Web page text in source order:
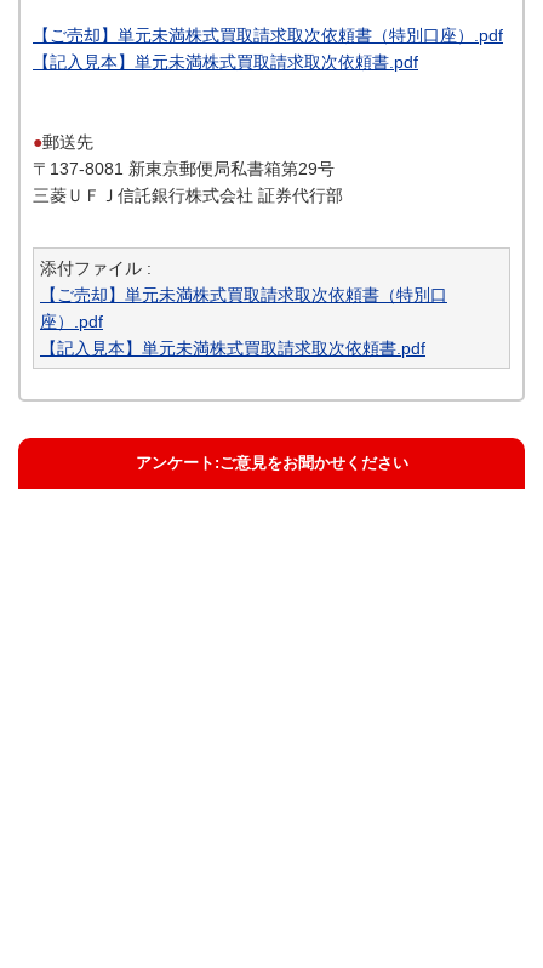
【ご売却】単元未満株式買取請求取次依頼書（特別口座）.pdf
【記入見本】単元未満株式買取請求取次依頼書.pdf
●郵送先
〒137-8081 新東京郵便局私書箱第29号
三菱ＵＦＪ信託銀行株式会社 証券代行部
添付ファイル :
【ご売却】単元未満株式買取請求取次依頼書（特別口
座）.pdf
【記入見本】単元未満株式買取請求取次依頼書.pdf
アンケート:ご意見をお聞かせください